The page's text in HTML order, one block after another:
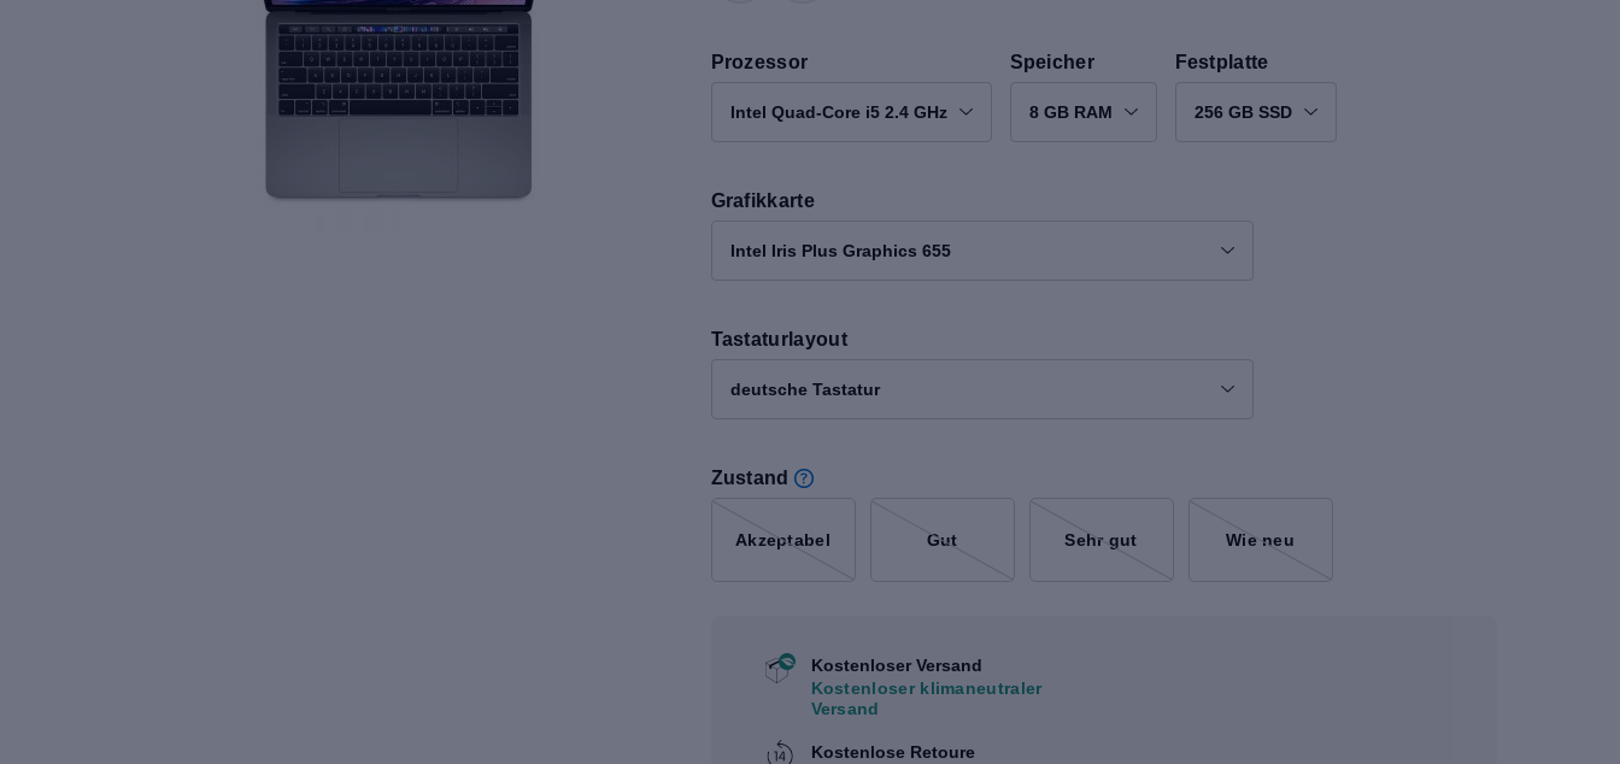
Prozessor
Intel Quad-Core i5 2.4 GHz
Speicher
8 GB RAM
Festplatte
256 GB SSD
Grafikkarte
Intel Iris Plus Graphics 655
Tastaturlayout
deutsche Tastatur
Zustand
Akzeptabel Gut Sehr gut Wie neu
Kostenloser Versand
Kostenloser klimaneutraler
Versand
Kostenlose Retoure